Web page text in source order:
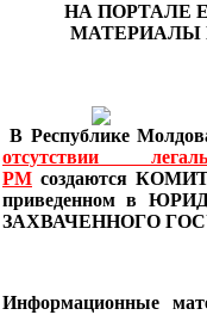
НА ПОРТАЛЕ
МАТЕРИАЛЫ
В Республике
отсутствии
РМ создаются
приведенном в
ЗАХВАЧЕННОГО
Информационные